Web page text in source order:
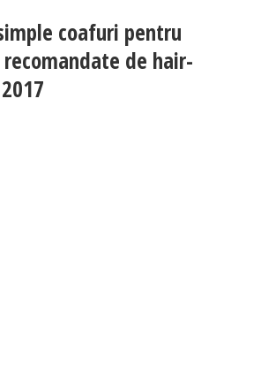
coafuri pentru
de hair-